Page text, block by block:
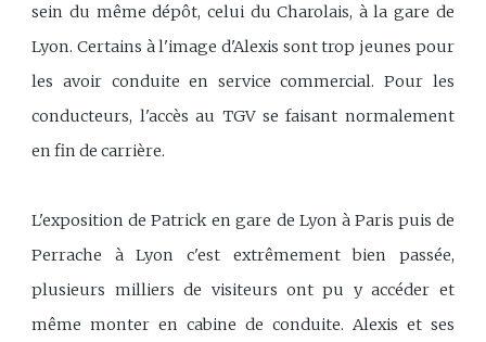
sein du même dépôt, celui du Charolais, à la gare de
Lyon. Certains à l'image d'Alexis sont trop jeunes pour
les avoir conduite en service commercial. Pour les
conducteurs, l'accès au TGV se faisant normalement
en fin de carrière.
L'exposition de Patrick en gare de Lyon à Paris puis de
Perrache à Lyon c'est extrêmement bien passée,
plusieurs milliers de visiteurs ont pu y accéder et
même monter en cabine de conduite. Alexis et ses